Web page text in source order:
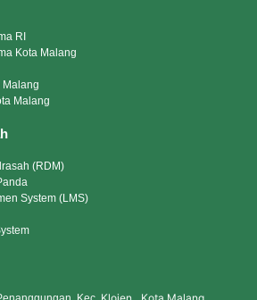
RI
Kota Malang
Malang
Malang
(RDM)
System (LMS)